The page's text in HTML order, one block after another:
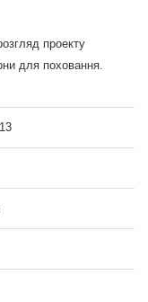
проекту
для поховання.